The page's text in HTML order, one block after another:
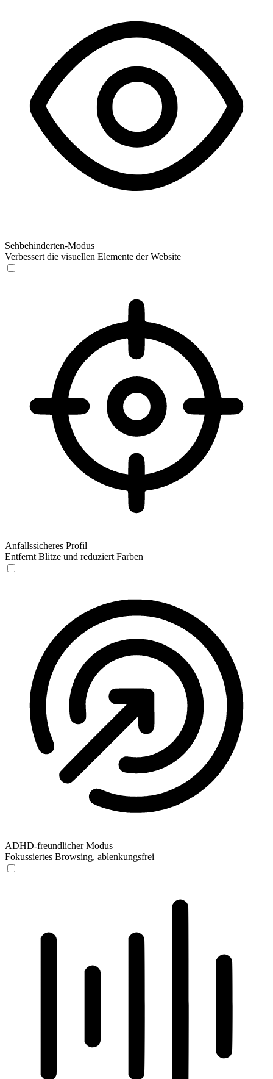
Sehbehinderten-Modus
Verbessert die visuellen Elemente der Website
Anfallssicheres Profil
Entfernt Blitze und reduziert Farben
ADHD-freundlicher Modus
Fokussiertes Browsing, ablenkungsfrei